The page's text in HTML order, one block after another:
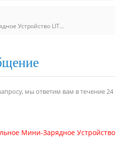
Беспроводное Магнитное Зарядное Устройство LITO 3 В 1 Оптом
мы ответим вам в течение 24
Мини-Зарядное Устройство